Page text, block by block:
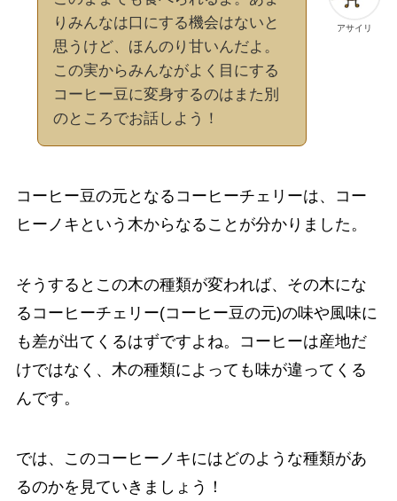
アサイリ
りみんなは口にする機会はないと
思うけど、ほんのり甘いんだよ。
この実からみんながよく目にする
コーヒー豆に変身するのはまた別
のところでお話しよう！
コーヒー豆の元となるコーヒーチェリーは、コー
ヒーノキという木からなることが分かりました。
そうするとこの木の種類が変われば、その木にな
るコーヒーチェリー(コーヒー豆の元)の味や風味に
も差が出てくるはずですよね。コーヒーは産地だ
けではなく、木の種類によっても味が違ってくる
んです。
では、このコーヒーノキにはどのような種類があ
るのかを見ていきましょう！